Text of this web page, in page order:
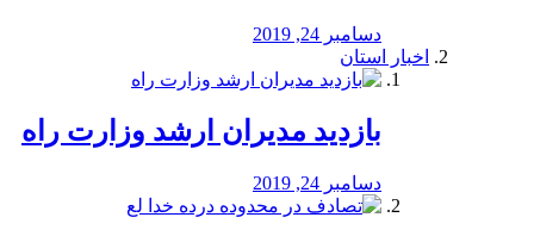
دسامبر 24, 2019
اخبار استان
بازدید مدیران ارشد وزارت راه
دسامبر 24, 2019